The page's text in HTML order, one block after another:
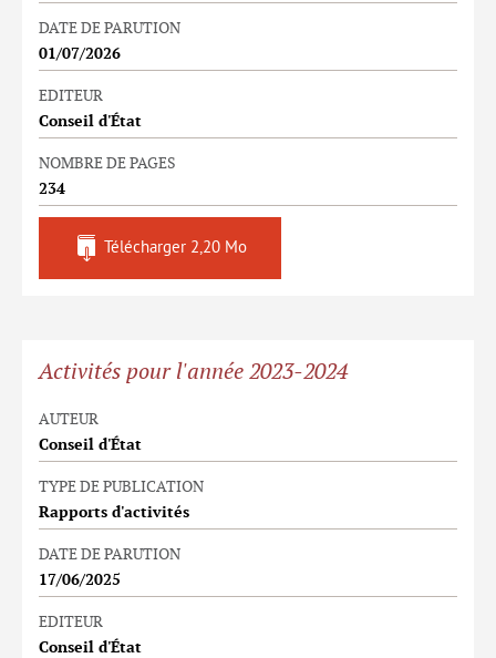
DATE DE PARUTION
01/07/2026
EDITEUR
Conseil d'État
NOMBRE DE PAGES
234
Télécharger 2,20 Mo
Activités pour l'année 2023-2024
AUTEUR
Conseil d'État
TYPE DE PUBLICATION
Rapports d'activités
DATE DE PARUTION
17/06/2025
EDITEUR
Conseil d'État